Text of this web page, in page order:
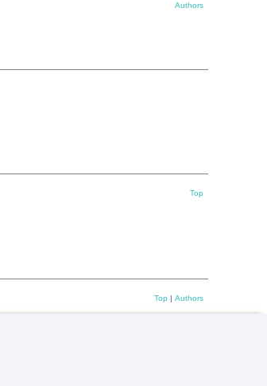
Authors
Top
Top | Authors